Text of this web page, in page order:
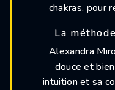
chakras, pour
La
Alexandra
douce et
intuition et sa